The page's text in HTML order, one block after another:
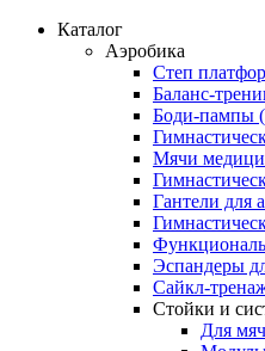
Каталог
Аэробика
Степ
Баланс-
Боди-пампы
Мячи
Гантели для
Эспандеры
Сайкл-
Стойки и
Для